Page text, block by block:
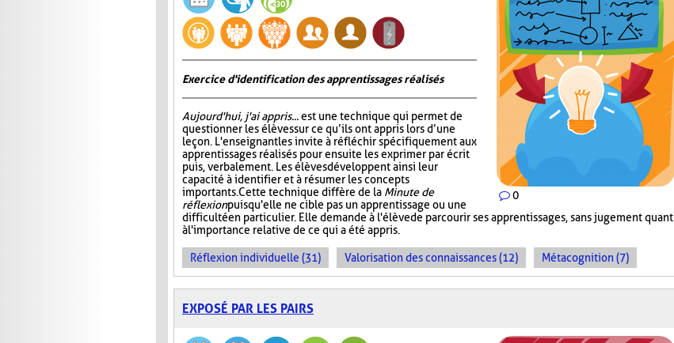
0
Exercice d'identification des apprentissages réalisés
Aujourd'hui, j'ai appris...est une technique qui permet de
questionner les élèves sur ce qu’ils ont appris lors d’une
leçon. L'enseignant les invite à réfléchir spécifiquement aux
apprentissages réalisés pour ensuite les exprimer par écrit
puis, verbalement. Les élèves développent ainsi leur
capacité à identifier et à résumer les concepts
importants. Cette technique diffère de la Minute de
réflexionpuisqu'elle ne cible pas un apprentissage ou une
difficulté en particulier. Elle demande à l'élève de parcourir ses apprentissages, sans jugement quant
à l'importance relative de ce qui a été appris.
Réflexion individuelle (31) Valorisation des connaissances (12) Métacognition (7)
EXPOSÉ PAR LES PAIRS